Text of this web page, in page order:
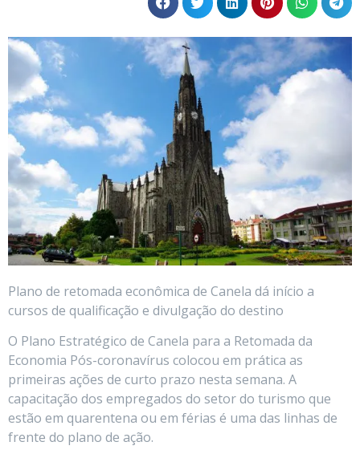
Plano de retomada econômica de Canela dá início a
cursos de qualificação e divulgação do destino
O Plano Estratégico de Canela para a Retomada da
Economia Pós-coronavírus colocou em prática as
primeiras ações de curto prazo nesta semana. A
capacitação dos empregados do setor do turismo que
estão em quarentena ou em férias é uma das linhas de
frente do plano de ação.